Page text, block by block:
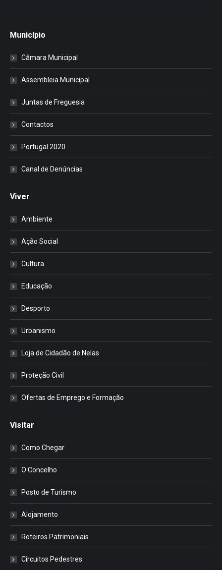
Município
Câmara Municipal
Assembleia Municipal
Juntas de Freguesia
Contactos
Portugal 2020
Canal de Denúncias
Viver
Ambiente
Ação Social
Cultura
Educação
Desporto
Urbanismo
Loja de Cidadão de Nelas
Proteção Civil
Ofertas de Emprego e Formação
Visitar
Como Chegar
O Concelho
Posto de Turismo
Alojamento
Roteiros Patrimoniais
Circuitos Pedestres